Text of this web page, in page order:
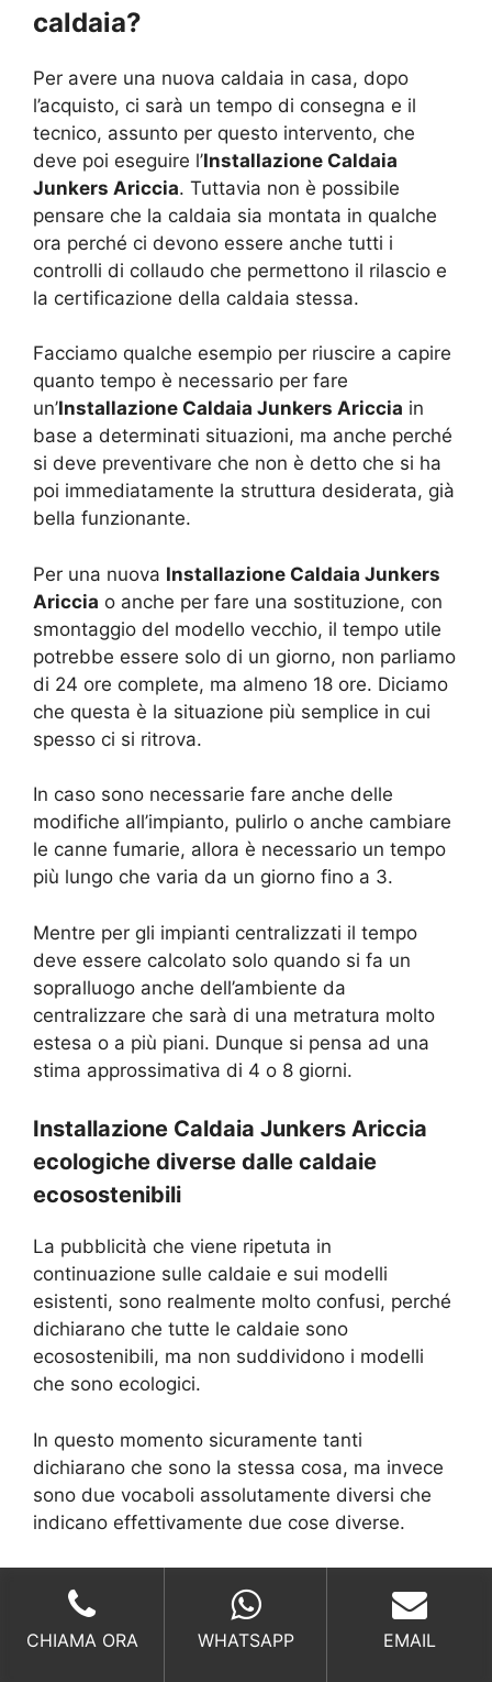
caldaia?
Per avere una nuova caldaia in casa, dopo
l’acquisto, ci sarà un tempo di consegna e il
tecnico, assunto per questo intervento, che
deve poi eseguire l’Installazione Caldaia
Junkers Ariccia. Tuttavia non è possibile
pensare che la caldaia sia montata in qualche
ora perché ci devono essere anche tutti i
controlli di collaudo che permettono il rilascio e
la certificazione della caldaia stessa.
Facciamo qualche esempio per riuscire a capire
quanto tempo è necessario per fare
un’Installazione Caldaia Junkers Ariccia in
base a determinati situazioni, ma anche perché
si deve preventivare che non è detto che si ha
poi immediatamente la struttura desiderata, già
bella funzionante.
Per una nuova Installazione Caldaia Junkers
Ariccia o anche per fare una sostituzione, con
smontaggio del modello vecchio, il tempo utile
potrebbe essere solo di un giorno, non parliamo
di 24 ore complete, ma almeno 18 ore. Diciamo
che questa è la situazione più semplice in cui
spesso ci si ritrova.
In caso sono necessarie fare anche delle
modifiche all’impianto, pulirlo o anche cambiare
le canne fumarie, allora è necessario un tempo
più lungo che varia da un giorno fino a 3.
Mentre per gli impianti centralizzati il tempo
deve essere calcolato solo quando si fa un
sopralluogo anche dell’ambiente da
centralizzare che sarà di una metratura molto
estesa o a più piani. Dunque si pensa ad una
stima approssimativa di 4 o 8 giorni.
Installazione Caldaia Junkers Ariccia
ecologiche diverse dalle caldaie
ecosostenibili
La pubblicità che viene ripetuta in
continuazione sulle caldaie e sui modelli
esistenti, sono realmente molto confusi, perché
dichiarano che tutte le caldaie sono
ecosostenibili, ma non suddividono i modelli
che sono ecologici.
In questo momento sicuramente tanti
dichiarano che sono la stessa cosa, ma invece
sono due vocaboli assolutamente diversi che
indicano effettivamente due cose diverse.
tutte le funzioni che riguardano i consumi che
sono rivolti direttamente alla funzionalità e
CHIAMA ORA WHATSAPP EMAIL